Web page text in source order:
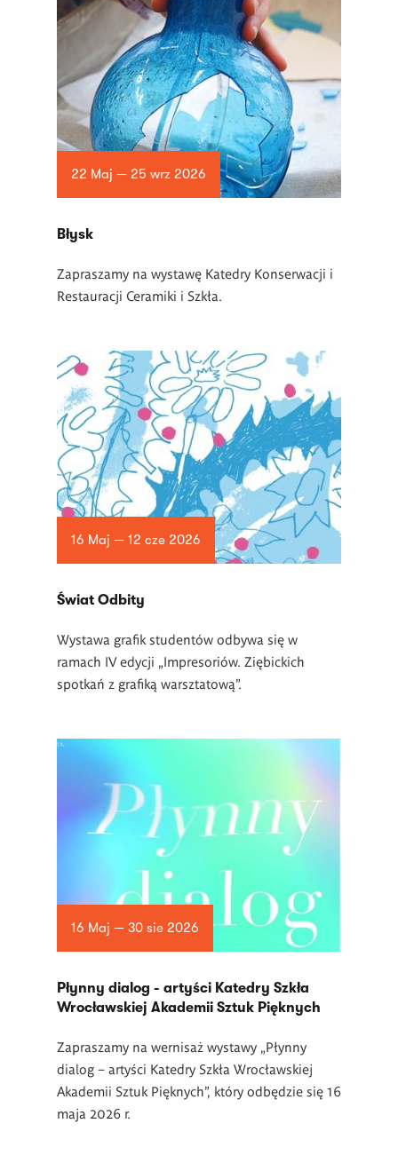
22 Maj — 25 wrz 2026
Błysk
Zapraszamy na wystawę Katedry Konserwacji i
Restauracji Ceramiki i Szkła.
16 Maj — 12 cze 2026
Świat Odbity
Wystawa grafik studentów odbywa się w
ramach IV edycji „Impresoriów. Ziębickich
spotkań z grafiką warsztatową”.
16 Maj — 30 sie 2026
Płynny dialog - artyści Katedry Szkła
Wrocławskiej Akademii Sztuk Pięknych
Zapraszamy na wernisaż wystawy „Płynny
dialog – artyści Katedry Szkła Wrocławskiej
Akademii Sztuk Pięknych”, który odbędzie się 16
maja 2026 r.